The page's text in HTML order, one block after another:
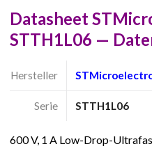
Datasheet
STTH1L06 —
Hersteller
Serie STTH1L06
600 V, 1 A Low-Drop-